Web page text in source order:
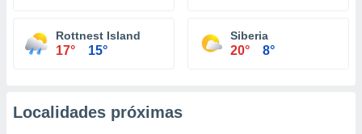
Rottnest Island
17° 15°
Siberia
20° 8°
Localidades próximas